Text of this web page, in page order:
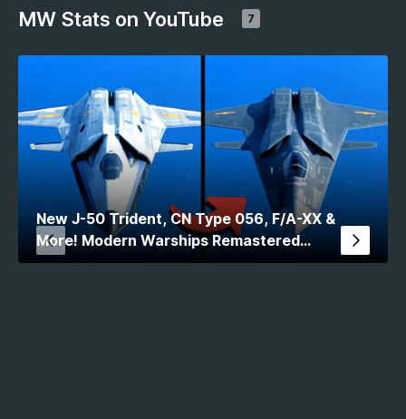
MW Stats on YouTube 7
New J-50 Trident, CN Type 056, F/A-XX &
More! Modern Warships Remastered
Comparison